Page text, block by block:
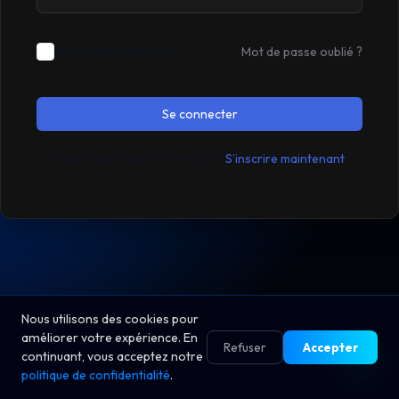
Mot de passe oublié ?
Se connecter
S’inscrire maintenant
Nous utilisons des cookies pour
améliorer votre expérience. En
continuant, vous acceptez notre
politique de confidentialité.
Refuser Accepter